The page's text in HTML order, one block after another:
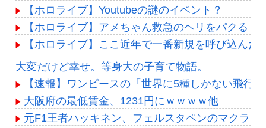
【ホロライブ】Youtubeの謎のイベント？
【ホロライブ】アメちゃん救急のヘリをパクる→
【ホロライブ】ここ近年で一番新規を呼び込んだ
Powered by livedoor 相互RSS
大変だけど幸せ。等身大の子育て物語。
【速報】ワンピースの「世界に5種しかない飛行
大阪府の最低賃金、1231円にｗｗｗｗ他
元F1王者ハッキネン、フェルスタペンのマクラ